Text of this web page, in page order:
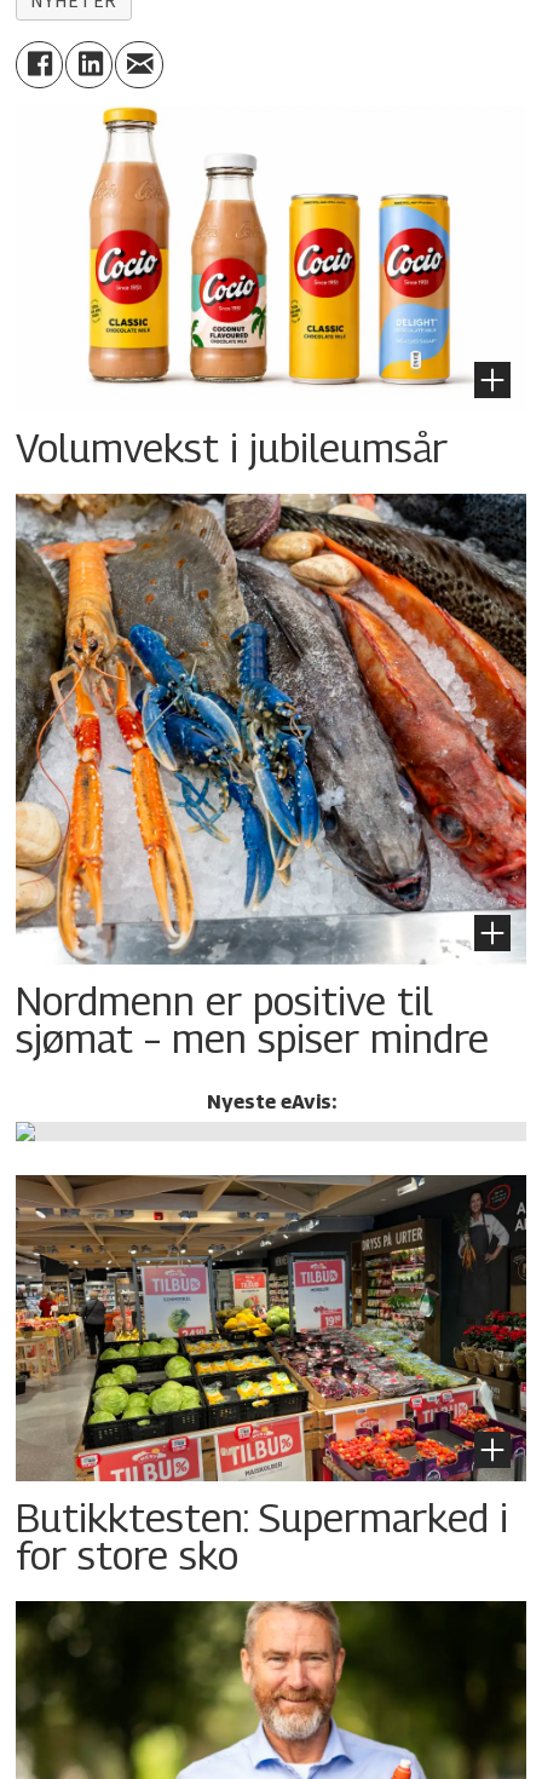
Volumvekst i jubileumsår
Nordmenn er positive til
sjømat – men spiser mindre
Nyeste eAvis:
Butikktesten: Supermarked i
for store sko